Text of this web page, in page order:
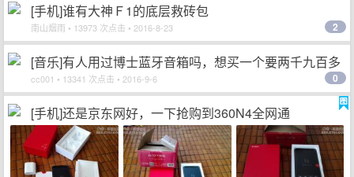
[手机]谁有大神Ｆ1的底层救砖包
南山烟雨 • 13973 次点击 • 2016-8-23 2
[音乐]有人用过博士蓝牙音箱吗，想买一个要两千九百多
cc001 • 13341 次点击 • 2016-9-6 0
[手机]还是京东网好，一下抢购到360N4全网通